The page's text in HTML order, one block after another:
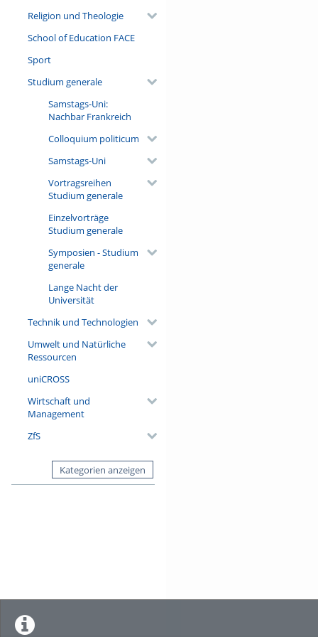
Religion und Theologie
School of Education FACE
Sport
Studium generale
Samstags-Uni:
Nachbar Frankreich
Colloquium politicum
Samstags-Uni
Vortragsreihen
Studium generale
Einzelvorträge
Studium generale
Symposien - Studium
generale
Lange Nacht der
Universität
Technik und Technologien
Umwelt und Natürliche
Ressourcen
uniCROSS
Wirtschaft und
Management
ZfS
Kategorien anzeigen